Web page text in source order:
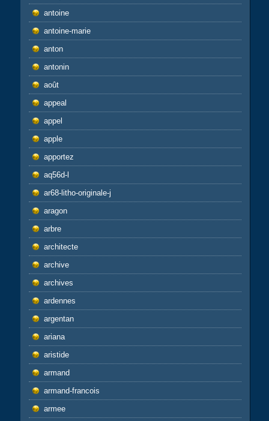
antoine
antoine-marie
anton
antonin
août
appeal
appel
apple
apportez
aq56d-l
ar68-litho-originale-j
aragon
arbre
architecte
archive
archives
ardennes
argentan
ariana
aristide
armand
armand-francois
armee